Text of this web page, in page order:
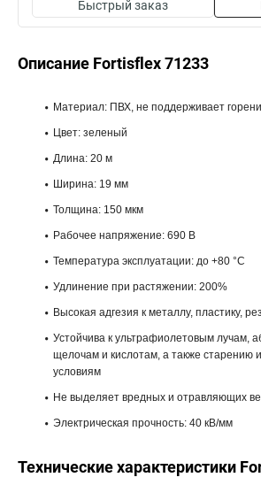
Быстрый заказ
Описание Fortisflex 71233
Материал: ПВХ, не поддерживает
Цвет: зеленый
Длина: 20 м
Ширина: 19 мм
Толщина: 150 мкм
Рабочее напряжение: 690 В
Температура эксплуатации: до +80 °C
Удлинение при растяжении: 200%
Высокая адгезия к металлу, пластику,
Устойчива к ультрафиолетовым лучам,
щелочам и кислотам, а также старению
условиям
Не выделяет вредных и отравляющих
Электрическая прочность: 40 кВ/мм
Технические характеристики